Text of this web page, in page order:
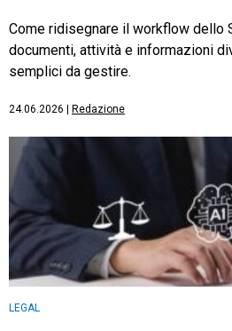
Come ridisegnare il workflow dello
documenti, attività e informazioni
semplici da gestire.
24.06.2026 Redazione
LEGAL